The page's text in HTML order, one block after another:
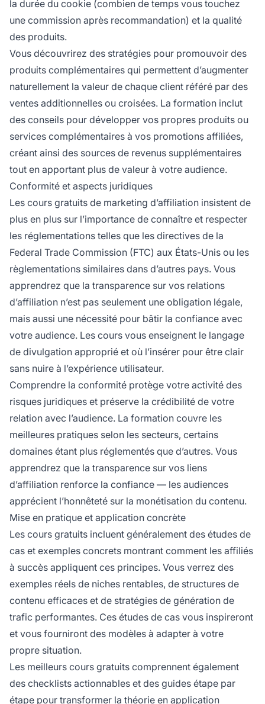
la durée du cookie (combien de temps vous touchez
une commission après recommandation) et la qualité
des produits.
Vous découvrirez des stratégies pour promouvoir des
produits complémentaires qui permettent d’augmenter
naturellement la valeur de chaque client référé par des
ventes additionnelles ou croisées. La formation inclut
des conseils pour développer vos propres produits ou
services complémentaires à vos promotions affiliées,
créant ainsi des sources de revenus supplémentaires
tout en apportant plus de valeur à votre audience.
Conformité et aspects juridiques
Les cours gratuits de marketing d’affiliation insistent de
plus en plus sur l’importance de connaître et respecter
les réglementations telles que les directives de la
Federal Trade Commission (FTC) aux États-Unis ou les
règlementations similaires dans d’autres pays. Vous
apprendrez que la transparence sur vos relations
d’affiliation n’est pas seulement une obligation légale,
mais aussi une nécessité pour bâtir la confiance avec
votre audience. Les cours vous enseignent le langage
de divulgation approprié et où l’insérer pour être clair
sans nuire à l’expérience utilisateur.
Comprendre la conformité protège votre activité des
risques juridiques et préserve la crédibilité de votre
relation avec l’audience. La formation couvre les
meilleures pratiques selon les secteurs, certains
domaines étant plus réglementés que d’autres. Vous
apprendrez que la transparence sur vos liens
d’affiliation renforce la confiance — les audiences
apprécient l’honnêteté sur la monétisation du contenu.
Mise en pratique et application concrète
Les cours gratuits incluent généralement des études de
cas et exemples concrets montrant comment les affiliés
à succès appliquent ces principes. Vous verrez des
exemples réels de niches rentables, de structures de
contenu efficaces et de stratégies de génération de
trafic performantes. Ces études de cas vous inspireront
et vous fourniront des modèles à adapter à votre
propre situation.
Les meilleurs cours gratuits comprennent également
des checklists actionnables et des guides étape par
étape pour transformer la théorie en application